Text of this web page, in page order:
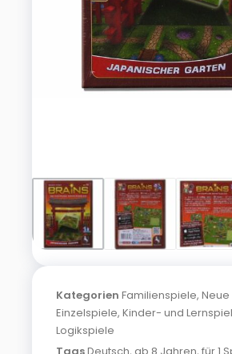
Kategorien Familienspiele, Neue
Einzelspiele, Kinder- und
Logikspiele